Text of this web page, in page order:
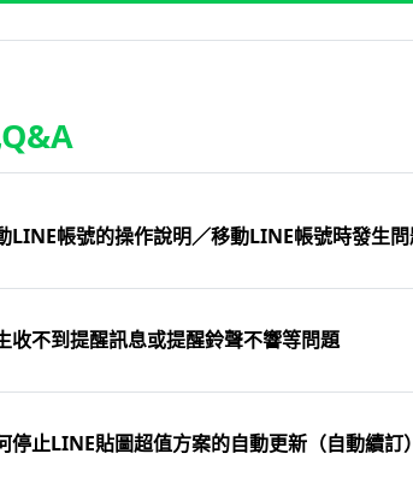
LINE帳號的操作說明／移動LINE帳號時發生
收不到提醒訊息或提醒鈴聲不響等問題
停止LINE貼圖超值方案的自動更新（自動續訂